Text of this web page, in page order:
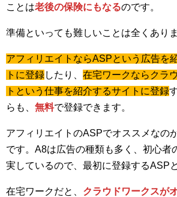
ことは老後の保険にもなるのです。
準備といっても難しいことは全くありま
アフィリエイトならASPという広告を
トに登録したり、 在宅ワークならクラ
トという仕事を紹介するサイトに登録
らも、 無料で登録できます。
アフィリエイトのASPでオススメなのが
です。A8は広告の種類も多く、初心者
実しているので、最初に登録するASP
在宅ワークだと、 クラウドワークスが